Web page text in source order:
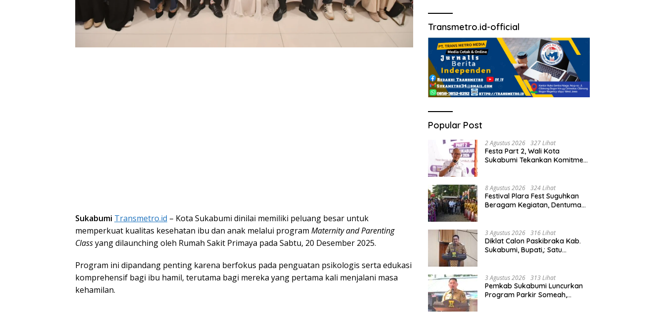
Sukabumi Transmetro.id – Kota Sukabumi dinilai memiliki peluang besar untuk
memperkuat kualitas kesehatan ibu dan anak melalui program Maternity and Parenting
Classyang dilaunching oleh Rumah Sakit Primaya pada Sabtu, 20 Desember 2025.
Program ini dipandang penting karena berfokus pada penguatan psikologis serta edukasi
komprehensif bagi ibu hamil, terutama bagi mereka yang pertama kali menjalani masa
kehamilan.
Transmetro.id-official
Popular Post
2 Agustus 2026 327 Lihat
Festa Part 2, Wali Kota
Sukabumi Tekankan Komitmen
8 Agustus 2026 324 Lihat
Festival Plara Fest Suguhkan
Beragam Kegiatan, Dentuman
ke-156.
3 Agustus 2026 316 Lihat
Diklat Calon Paskibraka Kab.
Sukabumi, Bupati,: Satu
3 Agustus 2026 313 Lihat
Pemkab Sukabumi Luncurkan
Program Parkir Someah,